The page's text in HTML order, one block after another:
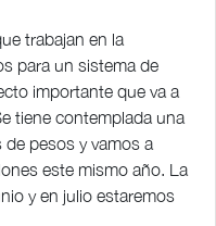
trabajan en la
para un sistema de
importante que va a
tiene contemplada una
pesos y vamos a
este mismo año. La
y en julio estaremos